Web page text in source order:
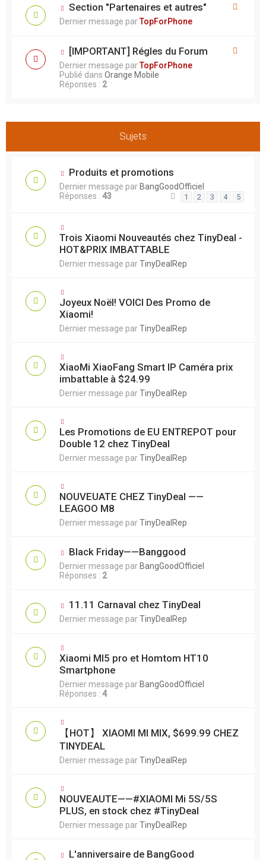
Section "Partenaires et autres"
Dernier message parTopForPhone
[IMPORTANT] Régles du Forum
Dernier message parTopForPhone
Publié dans Orange Mobile
Réponses : 2
Sujets
Produits et promotions
Dernier message parBangGoodOfficiel
Réponses : 43 1 2 3 4 5
Trois Xiaomi Nouveautés chez TinyDeal -
HOT&PRIX IMBATTABLE
Dernier message parTinyDealRep
Joyeux Noël! VOICI Des Promo de
Xiaomi!
Dernier message parTinyDealRep
XiaoMi XiaoFang Smart IP Caméra prix
imbattable à $24.99
Dernier message parTinyDealRep
Les Promotions de EU ENTREPOT pour
Double 12 chez TinyDeal
Dernier message parTinyDealRep
NOUVEUATE CHEZ TinyDeal ——
LEAGOO M8
Dernier message parTinyDealRep
Black Friday——Banggood
Dernier message par BangGoodOfficiel
Réponses : 2
11.11 Carnaval chez TinyDeal
Dernier message parTinyDealRep
Xiaomi MI5 pro et Homtom HT10
Smartphone
Dernier message par BangGoodOfficiel
Réponses : 4
【HOT】 XIAOMI MI MIX, $699.99 CHEZ
TINYDEAL
Dernier message parTinyDealRep
NOUVEAUTE——#XIAOMI Mi 5S/5S
PLUS, en stock chez #TinyDeal
Dernier message parTinyDealRep
L'anniversaire de BangGood